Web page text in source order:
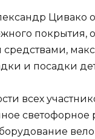
Цивако
покрытия,
средствами,
и посадки
всех
светофорное